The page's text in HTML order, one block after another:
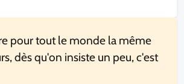
pour tout le monde la même
dès qu'on insiste un peu, c'est